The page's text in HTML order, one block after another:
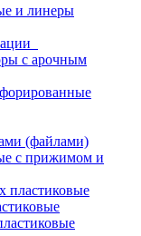
и линеры
с арочным
(файлами)
с прижимом и
пластиковые